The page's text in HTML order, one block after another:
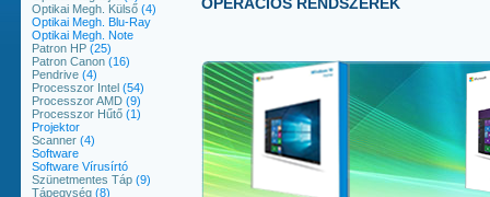
Optikai Megh. Külső (4)
Optikai Megh. Blu-Ray
Optikai Megh. Note
Patron HP (25)
Patron Canon (16)
Pendrive (4)
Processzor Intel (54)
Processzor AMD (9)
Processzor Hűtő (1)
Projektor
Scanner (4)
Software
Software Vírusírtó
Szünetmentes Táp (9)
Tápegység (8)